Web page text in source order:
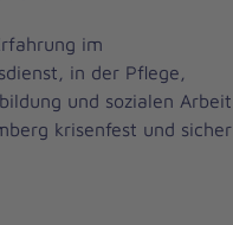
im
in der Pflege,
und sozialen Arbeit
krisenfest und sicher